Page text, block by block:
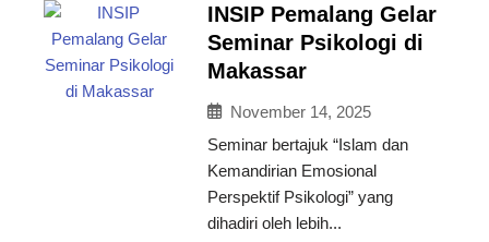
INSIP Pemalang Gelar
Seminar Psikologi di
Makassar
November 14, 2025
Seminar bertajuk “Islam dan
Kemandirian Emosional
Perspektif Psikologi” yang
dihadiri oleh lebih...